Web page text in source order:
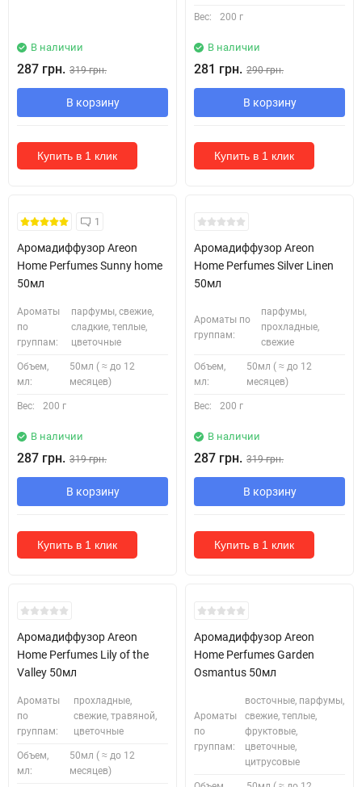
В наличии
287 грн. 319 грн.
В корзину
Купить в 1 клик
Вес: 200 г
В наличии
281 грн. 290 грн.
В корзину
Купить в 1 клик
1
Аромадиффузор Areon
Home Perfumes Sunny home
50мл
Ароматы
по
группам:
парфумы, свежие,
сладкие, теплые,
цветочные
Объем,
мл:
50мл ( ≈ до 12
месяцев)
Вес: 200 г
В наличии
287 грн. 319 грн.
В корзину
Купить в 1 клик
Аромадиффузор Areon
Home Perfumes Silver Linen
50мл
Ароматы по
группам:
парфумы,
прохладные,
свежие
Объем,
мл:
50мл ( ≈ до 12
месяцев)
Вес: 200 г
В наличии
287 грн. 319 грн.
В корзину
Купить в 1 клик
Аромадиффузор Areon
Home Perfumes Lily of the
Valley 50мл
Ароматы
по
группам:
прохладные,
свежие, травяной,
цветочные
Объем,
мл:
50мл ( ≈ до 12
месяцев)
Аромадиффузор Areon
Home Perfumes Garden
Osmantus 50мл
Ароматы
по
группам:
восточные, парфумы,
свежие, теплые,
фруктовые,
цветочные,
цитрусовые